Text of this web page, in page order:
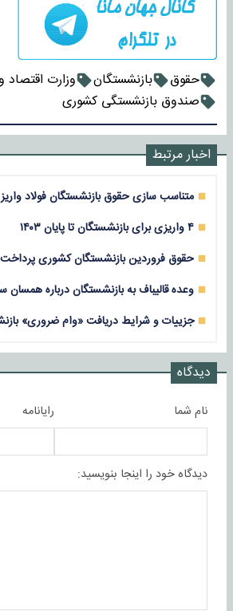
حقوق بازنشستگان
وزارت اقتصاد
صندوق بازنشستگی کشوری
اخبار مرتبط
متناسب سازی حقوق بازنشستگان فولاد
۴ واریزی برای بازنشستگان تا پایان ۱۴۰۳
حقوق فروردین بازنشستگان کشوری
وعده قالیباف به بازنشستگان درباره
جزییات و شرایط دریافت «وام ضروری»
دیدگاه
نام شما رایانامه
دیدگاه خود را اینجا بنویسید: